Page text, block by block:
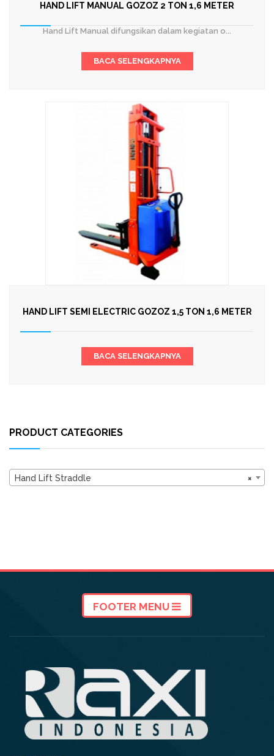
HAND LIFT MANUAL GOZOZ 2 TON 1,6 METER
Hand Lift Manual difungsikan dalam kegiatan o...
BACA SELENGKAPNYA
HAND LIFT SEMI ELECTRIC GOZOZ 1,5 TON 1,6 METER
BACA SELENGKAPNYA
PRODUCT CATEGORIES
×
Hand Lift Straddle
FOOTER MENU